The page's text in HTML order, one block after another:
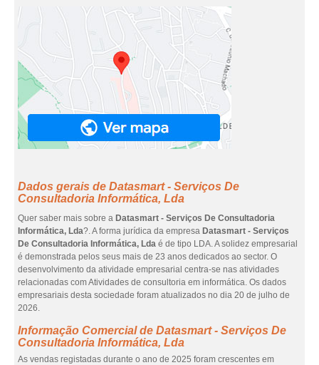
Dados gerais de Datasmart - Serviços De
Consultadoria Informática, Lda
Quer saber mais sobre a Datasmart - Serviços De Consultadoria
Informática, Lda?. A forma jurídica da empresa Datasmart - Serviços
De Consultadoria Informática, Lda é de tipo LDA. A solidez empresarial
é demonstrada pelos seus mais de 23 anos dedicados ao sector. O
desenvolvimento da atividade empresarial centra-se nas atividades
relacionadas com Atividades de consultoria em informática. Os dados
empresariais desta sociedade foram atualizados no dia 20 de julho de
2026.
Informação Comercial de Datasmart - Serviços De
Consultadoria Informática, Lda
As vendas registadas durante o ano de 2025 foram crescentes em